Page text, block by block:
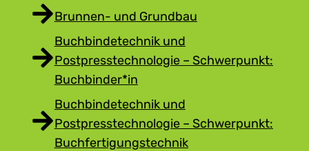
Brunnen- und Grundbau
Buchbindetechnik und
Postpresstechnologie – Schwerpunkt:
Buchbinder*in
Buchbindetechnik und
Postpresstechnologie – Schwerpunkt:
Buchfertigungstechnik